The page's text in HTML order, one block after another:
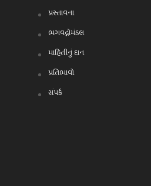
પ્રસ્તાવના
ભગવદ્ગોમંડલ
માહિતીનું દાન
પ્રતિભાવો
સંપર્ક